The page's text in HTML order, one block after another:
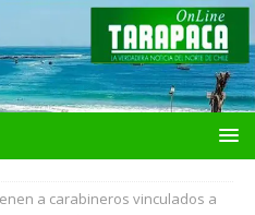
a carabineros vinculados a